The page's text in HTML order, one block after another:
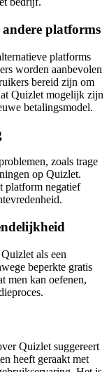
platforms
platforms
worden aanbevolen
bereid zijn om
Quizlet mogelijk zijn
betalingsmodel.
zoals trage
op Quizlet.
platform negatief
als een
beperkte gratis
men kan oefenen,
Quizlet suggereert
heeft geraakt met